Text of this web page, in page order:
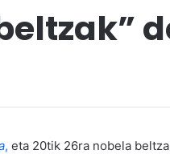
, eta 20tik 26ra nobela